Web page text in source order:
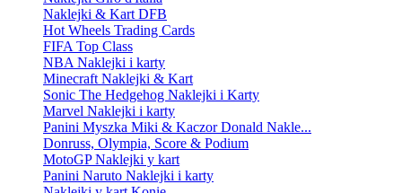
Naklejki & Kart DFB
Hot Wheels Trading Cards
FIFA Top Class
NBA Naklejki i karty
Minecraft Naklejki & Kart
Sonic The Hedgehog Naklejki i Karty
Marvel Naklejki i karty
Panini Myszka Miki & Kaczor Donald Nakle...
Donruss, Olympia, Score & Podium
MotoGP Naklejki y kart
Panini Naruto Naklejki i karty